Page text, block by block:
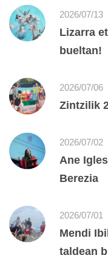
2026/07/13
Lizarra
bueltan!
2026/07/06
Zintzilik
2026/07/02
Ane
Berezia
2026/07/01
Mendi
taldean